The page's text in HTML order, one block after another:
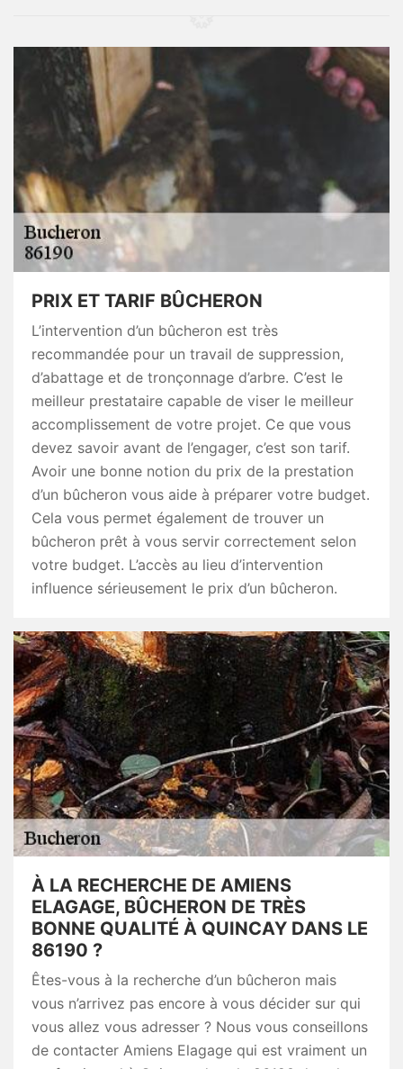
PRIX ET TARIF BÛCHERON
L’intervention d’un bûcheron est très
recommandée pour un travail de suppression,
d’abattage et de tronçonnage d’arbre. C’est le
meilleur prestataire capable de viser le meilleur
accomplissement de votre projet. Ce que vous
devez savoir avant de l’engager, c’est son tarif.
Avoir une bonne notion du prix de la prestation
d’un bûcheron vous aide à préparer votre budget.
Cela vous permet également de trouver un
bûcheron prêt à vous servir correctement selon
votre budget. L’accès au lieu d’intervention
influence sérieusement le prix d’un bûcheron.
À LA RECHERCHE DE AMIENS
ELAGAGE, BÛCHERON DE TRÈS
BONNE QUALITÉ À QUINCAY DANS LE
86190 ?
Êtes-vous à la recherche d’un bûcheron mais
vous n’arrivez pas encore à vous décider sur qui
vous allez vous adresser ? Nous vous conseillons
de contacter Amiens Elagage qui est vraiment un